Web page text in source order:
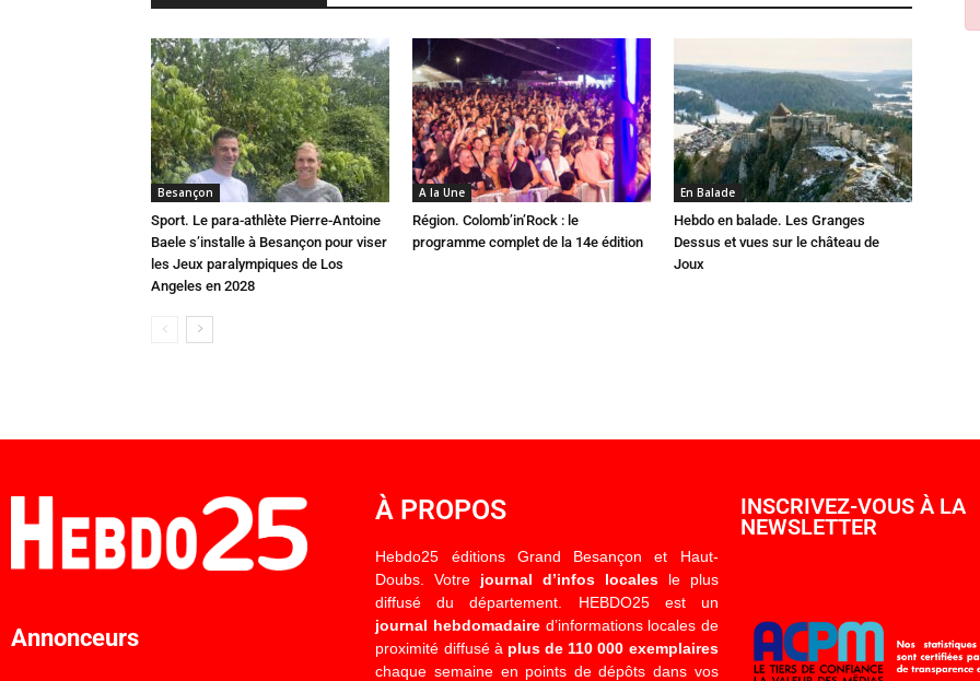
Besançon
Sport. Le para-athlète Pierre-Antoine
Baele s’installe à Besançon pour viser
les Jeux paralympiques de Los
Angeles en 2028
A la Une
Région. Colomb’in’Rock : le
programme complet de la 14e édition
En Balade
Hebdo en balade. Les Granges
Dessus et vues sur le château de
Joux
Annonceurs
À PROPOS
Hebdo25 éditions Grand Besançon et Haut-
Doubs. Votre journal d’infos localesle plus
diffusé du département. HEBDO25 est un
journal hebdomadaired’informations locales de
proximité diffusé à plus de 110 000 exemplaires
chaque semaine en points de dépôts dans vos
INSCRIVEZ-VOUS À LA
NEWSLETTER